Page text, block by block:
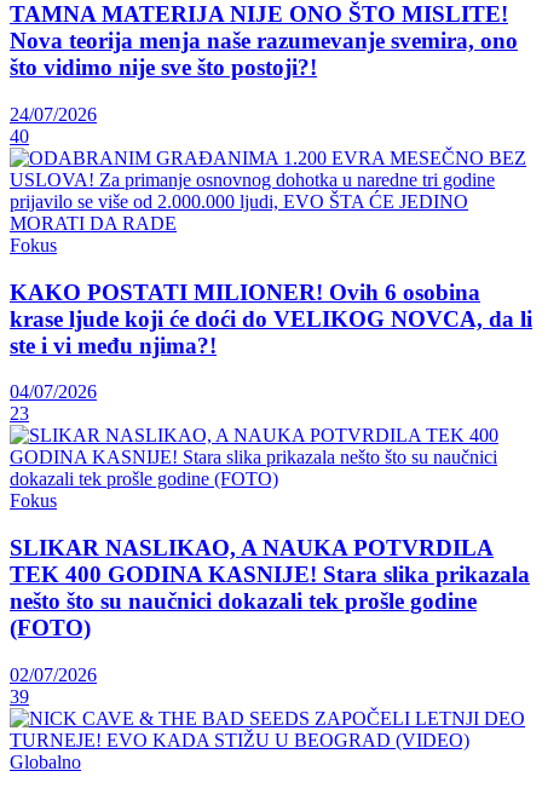
TAMNA MATERIJA NIJE ONO ŠTO MISLITE!
Nova teorija menja naše razumevanje svemira, ono
što vidimo nije sve što postoji?!
24/07/2026
40
Fokus
KAKO POSTATI MILIONER! Ovih 6 osobina
krase ljude koji će doći do VELIKOG NOVCA, da li
ste i vi među njima?!
04/07/2026
23
Fokus
SLIKAR NASLIKAO, A NAUKA POTVRDILA
TEK 400 GODINA KASNIJE! Stara slika prikazala
nešto što su naučnici dokazali tek prošle godine
(FOTO)
02/07/2026
39
Globalno